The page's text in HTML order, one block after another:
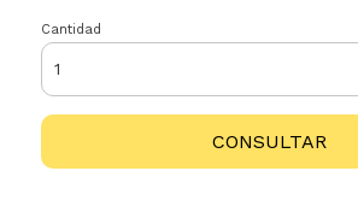
Cantidad
CONSULTAR